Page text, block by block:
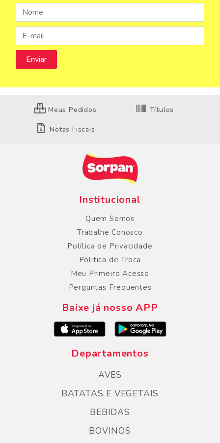
Meus Pedidos Títulos
Notas Fiscais
Institucional
Quem Somos
Trabalhe Conosco
Política de Privacidade
Politica de Troca
Meu Primeiro Acesso
Perguntas Frequentes
Baixe já nosso APP
Departamentos
AVES
BATATAS E VEGETAIS
BEBIDAS
BOVINOS